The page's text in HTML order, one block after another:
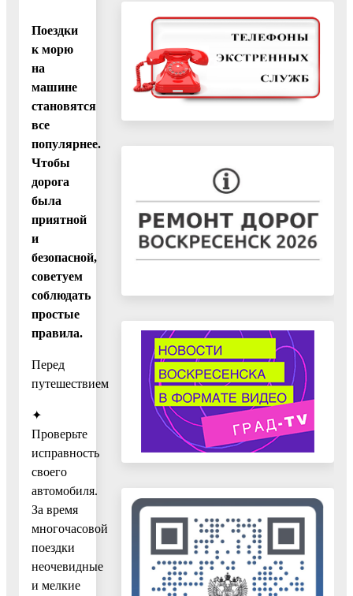
Поездки
к морю
на
машине
становятся
все
популярнее.
Чтобы
дорога
была
приятной
и
безопасной,
советуем
соблюдать
простые
правила.
Перед
путешествием
✦
Проверьте
исправность
своего
автомобиля.
За время
многочасовой
поездки
неочевидные
и мелкие